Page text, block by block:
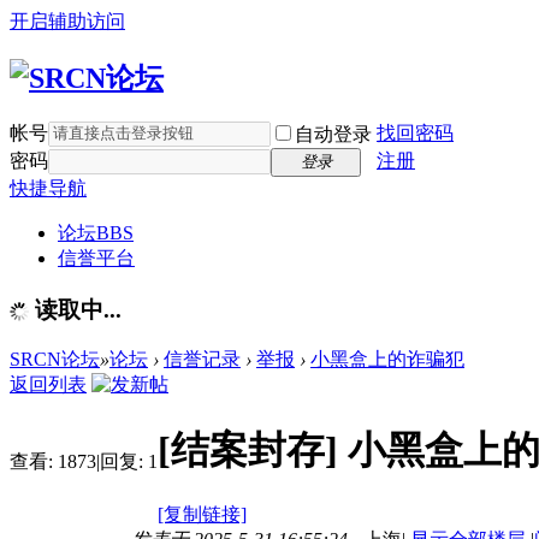
开启辅助访问
帐号 自动登录 找回密码
密码
登录
注册
快捷导航
论坛BBS
信誉平台
读取中...
SRCN论坛»论坛 › 信誉记录 › 举报 › 小黑盒上的诈骗犯
返回列表
查看: 1873|回复: 1 [结案封存] 小黑盒上
[复制链接]